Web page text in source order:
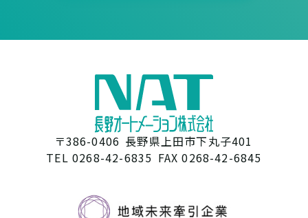
〒386-0406 長野県上田市下丸子401
TEL 0268-42-6835 FAX 0268-42-6845